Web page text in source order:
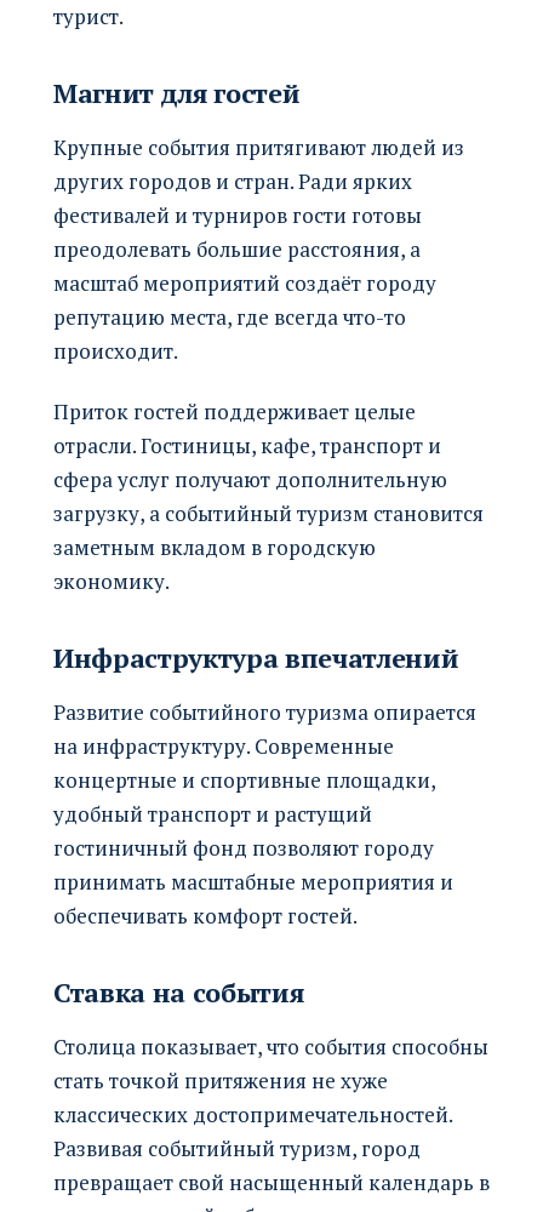
турист.
Магнит для гостей
Крупные события притягивают людей из
других городов и стран. Ради ярких
фестивалей и турниров гости готовы
преодолевать большие расстояния, а
масштаб мероприятий создаёт городу
репутацию места, где всегда что-то
происходит.
Приток гостей поддерживает целые
отрасли. Гостиницы, кафе, транспорт и
сфера услуг получают дополнительную
загрузку, а событийный туризм становится
заметным вкладом в городскую
экономику.
Инфраструктура впечатлений
Развитие событийного туризма опирается
на инфраструктуру. Современные
концертные и спортивные площадки,
удобный транспорт и растущий
гостиничный фонд позволяют городу
принимать масштабные мероприятия и
обеспечивать комфорт гостей.
Ставка на события
Столица показывает, что события способны
стать точкой притяжения не хуже
классических достопримечательностей.
Развивая событийный туризм, город
превращает свой насыщенный календарь в